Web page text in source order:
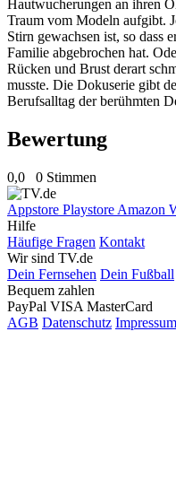
Hautwucherungen an ihren
Traum vom Modeln aufgibt.
Stirn gewachsen ist, so dass
Familie abgebrochen hat.
Rücken und Brust derart
musste. Die Dokuserie gibt
Berufsalltag der berühmten
Bewertung
0,0 0 Stimmen
Appstore Playstore Amazon
Hilfe
Häufige Fragen Kontakt
Wir sind TV.de
Dein Fernsehen Dein Fußball
Bequem zahlen
PayPal VISA MasterCard
AGB Datenschutz Impressum